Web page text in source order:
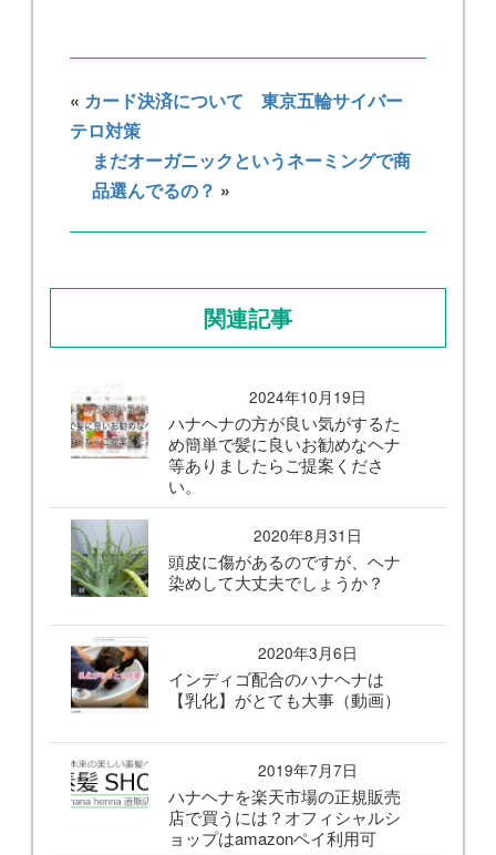
« カード決済について 東京五輪サイバー
テロ対策
まだオーガニックというネーミングで商
品選んでるの？ »
関連記事
2024年10月19日
ハナヘナの方が良い気がするた
め簡単で髪に良いお勧めなヘナ
等ありましたらご提案くださ
い。
2020年8月31日
頭皮に傷があるのですが、ヘナ
染めして大丈夫でしょうか？
2020年3月6日
インディゴ配合のハナヘナは
【乳化】がとても大事（動画）
2019年7月7日
ハナヘナを楽天市場の正規販売
店で買うには？オフィシャルシ
ョップはamazonペイ利用可